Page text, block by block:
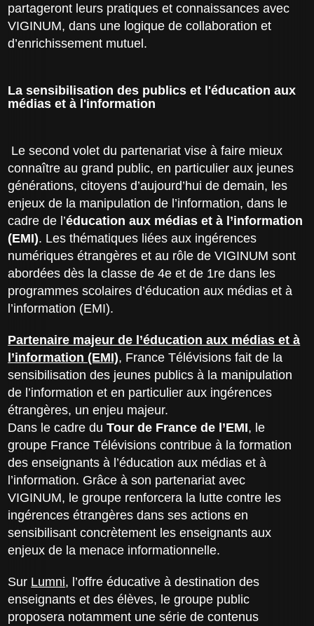
partageront leurs pratiques et connaissances avec
VIGINUM, dans une logique de collaboration et
d’enrichissement mutuel.
La sensibilisation des publics et l'éducation aux
médias et à l'information
Le second volet du partenariat vise à faire mieux
connaître au grand public, en particulier aux jeunes
générations, citoyens d’aujourd’hui de demain, les
enjeux de la manipulation de l’information, dans le
cadre de l’éducation aux médias et à l’information
(EMI). Les thématiques liées aux ingérences
numériques étrangères et au rôle de VIGINUM sont
abordées dès la classe de 4e et de 1re dans les
programmes scolaires d’éducation aux médias et à
l’information (EMI).
Partenaire majeur de l’éducation aux médias et à
l’information (EMI), France Télévisions fait de la
sensibilisation des jeunes publics à la manipulation
de l’information et en particulier aux ingérences
étrangères, un enjeu majeur.
Dans le cadre du Tour de France de l’EMI, le
groupe France Télévisions contribue à la formation
des enseignants à l’éducation aux médias et à
l’information. Grâce à son partenariat avec
VIGINUM, le groupe renforcera la lutte contre les
ingérences étrangères dans ses actions en
sensibilisant concrètement les enseignants aux
enjeux de la menace informationnelle.
Sur Lumni, l’offre éducative à destination des
enseignants et des élèves, le groupe public
proposera notamment une série de contenus